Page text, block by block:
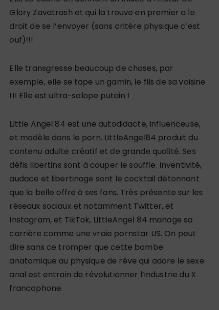
Glory Zavatrash et qui la trouve en premier a le
droit de se l’envoyer (sans critère physique c’est
ouf)!!!
Elle transgresse beaucoup de choses, par
exemple, elle se tape un gamin, le fils de sa voisine
!!! Elle est ultra-salope putain !
Little Angel 84 est une autodidacte, influenceuse,
et modèle dans le porn. LittleAngel84 produit du
contenu adulte créatif et de grande qualité. Ses
défis libertins sont à couper le souffle. Inventivité,
audace et libertinage sont le cocktail détonnant
que la belle offre à ses fans. Très présente sur les
réseaux sociaux et notamment Twitter, et
Instagram, et TikTok, LittleAngel 84 manage sa
carrière comme une vraie pornstar US. On peut
dire sans ce tromper que cette bombe
anatomique au physique de rêve qui adore le sexe
anal est entrain de révolutionner l’industrie du X
francophone.